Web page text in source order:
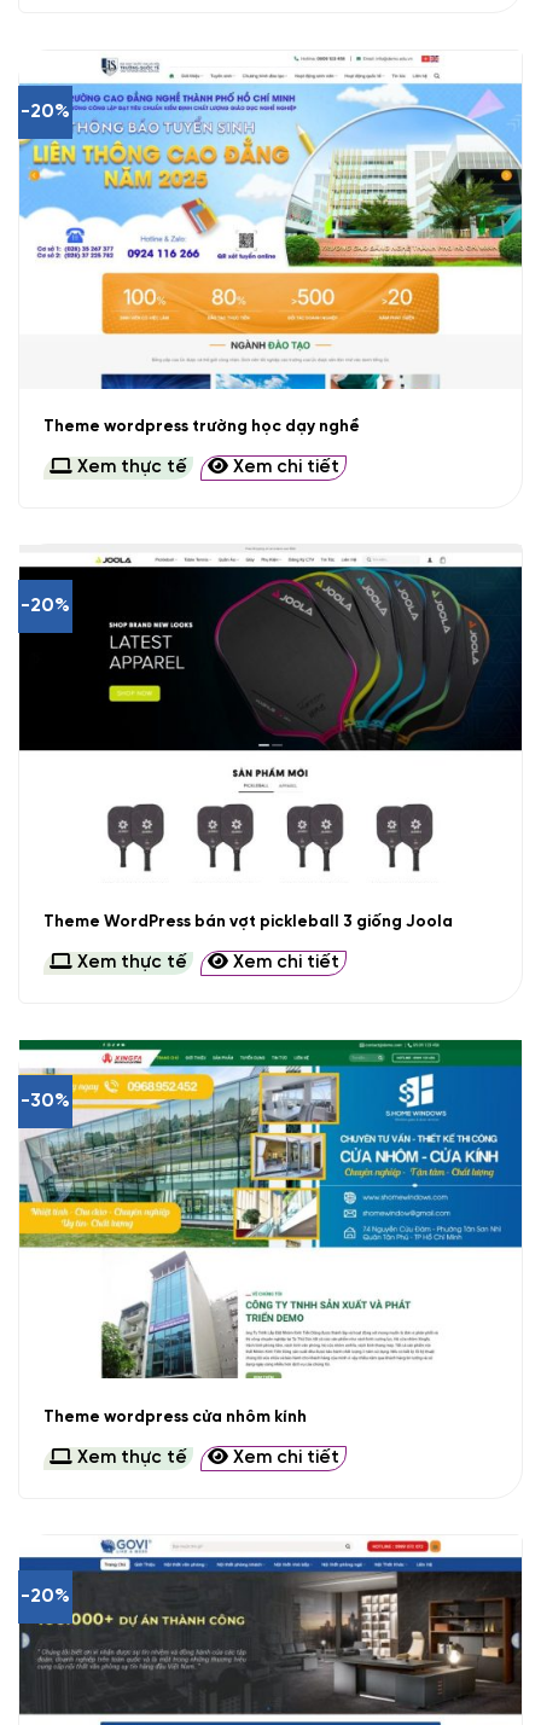
-20%
Theme wordpress trường học dạy nghề
Xem thực tế Xem chi tiết
-20%
Theme WordPress bán vợt pickleball 3 giống Joola
Xem thực tế Xem chi tiết
-30%
Theme wordpress cửa nhôm kính
Xem thực tế Xem chi tiết
-20%